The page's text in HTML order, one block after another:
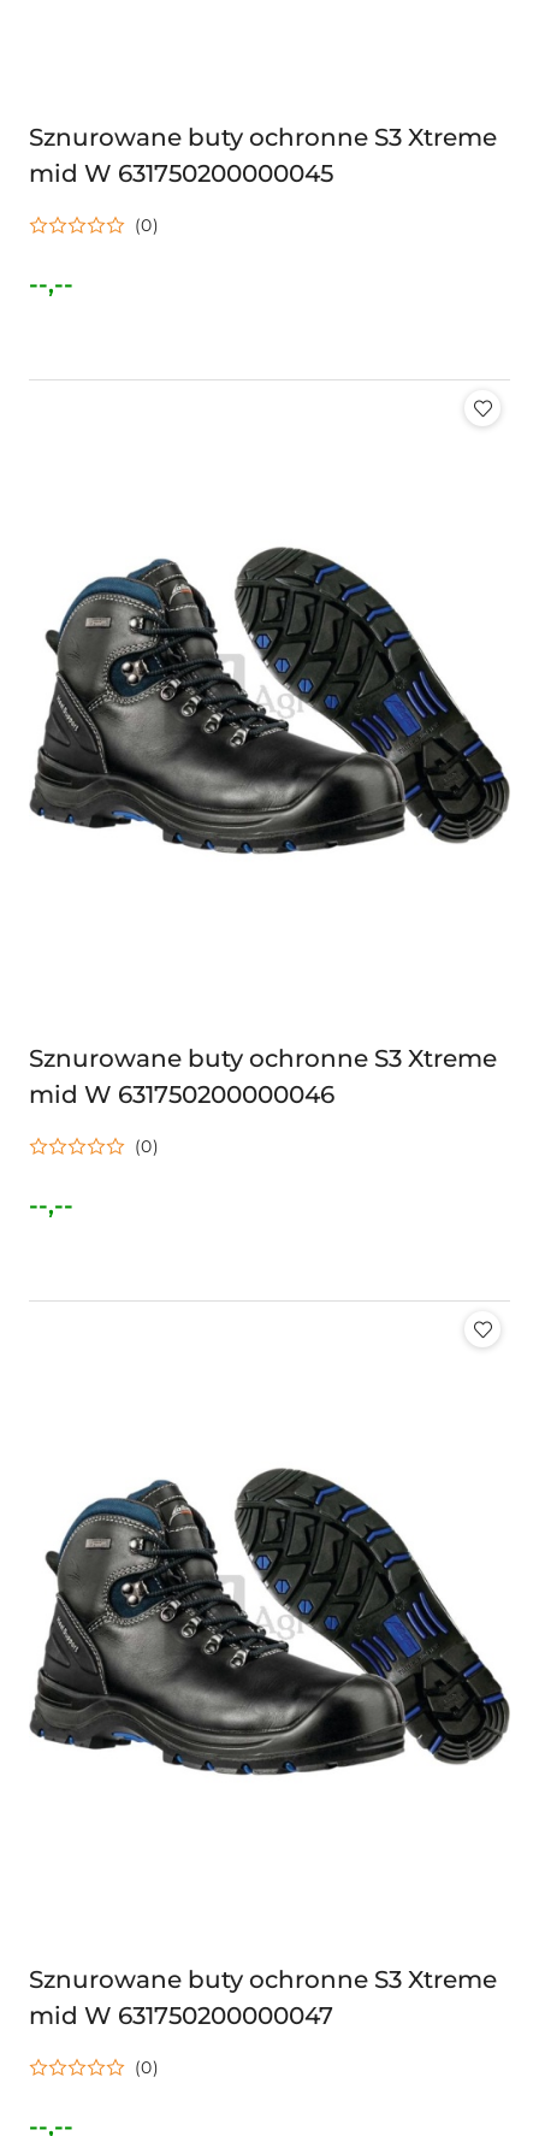
Sznurowane buty ochronne S3 Xtreme
mid W 631750200000045
(0)
Cena:
--,--
Sznurowane buty ochronne S3 Xtreme
mid W 631750200000046
(0)
Cena:
--,--
Sznurowane buty ochronne S3 Xtreme
mid W 631750200000047
(0)
--,--